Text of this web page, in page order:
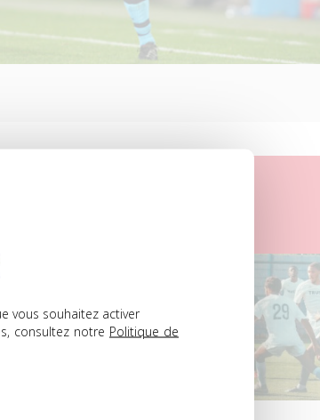
vous souhaitez activer
consultez notre Politique de